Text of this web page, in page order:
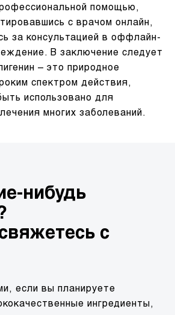
помощью,
с врачом онлайн,
за консультацией в оффлайн-
В заключение следует
– это природное
спектром действия,
использовано для
многих заболеваний.
нибудь
с
если вы планируете
ингредиенты,